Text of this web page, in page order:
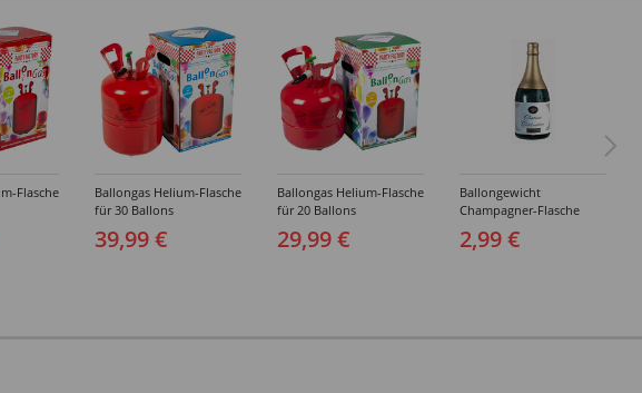
Flasche
Ballongas Helium-Flasche
für 30 Ballons
39,99 €
Ballongas Helium-Flasche
für 20 Ballons
29,99 €
Ballongewicht
Champagner-Flasche
2,99 €